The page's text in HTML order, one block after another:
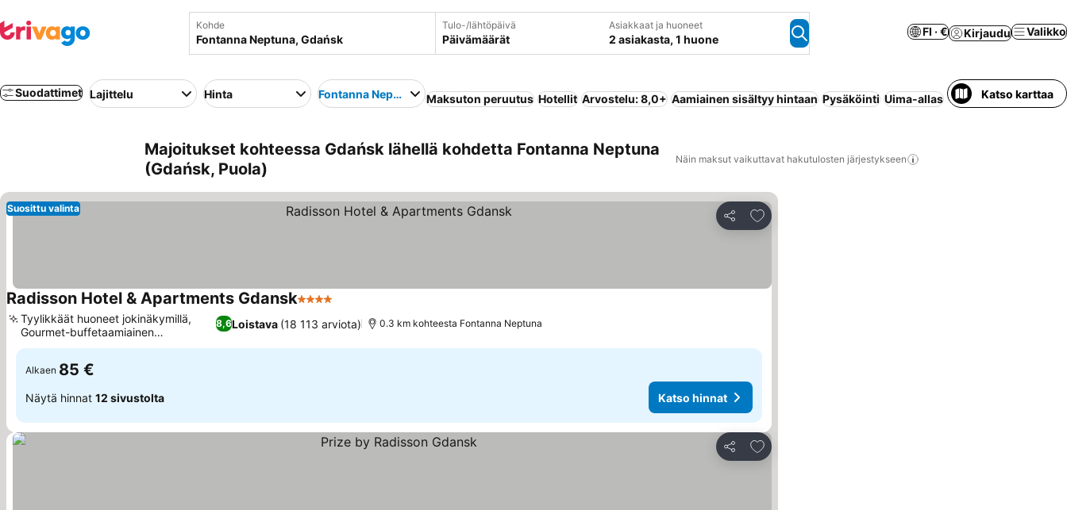
Kohde Tulo-/lähtöpäivä
Päivämäärät
Asiakkaat ja huoneet
2 asiakasta, 1 huone
FI · € Kirjaudu Valikko
Suodattimet Lajittelu Hinta Fontanna Neptuna Maksuton peruutus Hotellit Arvostelu: 8,0+ Aamiainen sisältyy hintaan Pysäköinti Uima-allas PuolihoitoKatso karttaa
Majoitukset kohteessa Gdańsk lähellä kohdetta Fontanna Neptuna
(Gdańsk, Puola)
Näin maksut vaikuttavat hakutulosten järjestykseen
Jaa
Lisää suosikkeihin
Suosittu valinta
Radisson Hotel & Apartments Gdansk4 Tähtiluokitus
8,6Loistava (18 113 arviota)
Tyylikkäät huoneet jokinäkymillä,
Gourmet-buffetaamiainen
jokinäkymillä
0.3 km kohteesta Fontanna Neptuna
Alkaen 85 €
Näytä hinnat 12 sivustolta Katso hinnat
Jaa
Lisää suosikkeihin